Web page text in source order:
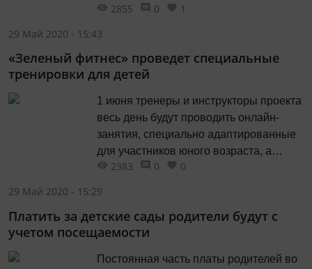
импрессионизма в Татарстане».
2855 0
1
29 Май 2020 - 15:43
«Зеленый фитнес» проведет специальные
тренировки для детей
1 июня тренеры и инструкторы проекта
весь день будут проводить онлайн-
занятия, специально адаптированные
для участников юного возраста, а
также предназначенные для
2383 0
0
29 Май 2020 - 15:29
Платить за детские сады родители будут с
учетом посещаемости
Постоянная часть платы родителей во